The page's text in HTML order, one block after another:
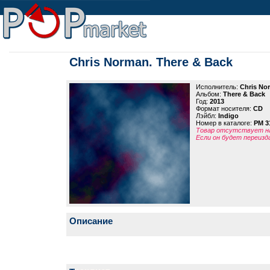
Chris Norman. There & Back
Исполнитель: Chris
Альбом: There & Back
Год: 2013
Формат носителя: CD
Лэйбл: Indigo
Номер в каталоге: PM
Товар отсутствует
Если он будет
Описание